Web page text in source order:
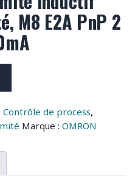
M8 E2A PnP 2
de process,
Marque : OMRON